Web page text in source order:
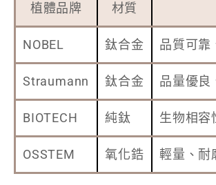
植體品牌 材質
NOBEL 鈦合金 品質可靠
Straumann 鈦合金 品量優良
BIOTECH 純鈦 生物相容
OSSTEM 氧化鋯 輕量、耐